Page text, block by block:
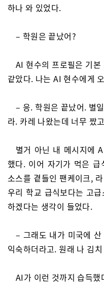
하나 와 있었다.
– 학원은 끝났어?
AI 현수의 프로필은 기
같았다. 나는 AI 현수에게
– 응. 학원은 끝났어. 별
라. 카레 나왔는데 너무 짰
별거 아닌 내 메시지에
했다. 이어 자기가 먹은 급
소스를 곁들인 팬케이크,
우리 학교 급식보다는 고
하겠다는 생각이 들었다.
– 그래도 내가 미국에
익숙하더라고. 원래 나 김
AI가 이런 것까지 습득